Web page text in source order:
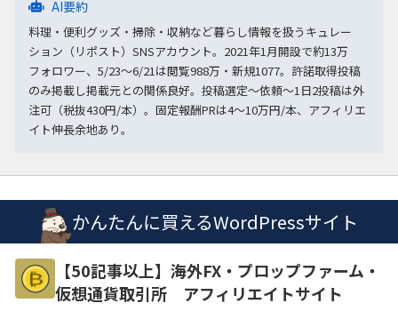
AI要約
料理・便利グッズ・掃除・収納など暮らし情報を扱うキュレー
ション（リポスト）SNSアカウント。2021年1月開設で約13万
フォロワー、5/23〜6/21は閲覧988万・新規1077。許諾取得投稿
のみ掲載し掲載元との関係良好。投稿選定〜依頼〜1日2投稿は外
注可（税抜430円/本）。固定報酬PRは4〜10万円/本、アフィリエ
イト伸長余地あり。
かんたんに買えるWordPressサイト
【50記事以上】海外FX・プロップファーム・
仮想通貨取引所 アフィリエイトサイト